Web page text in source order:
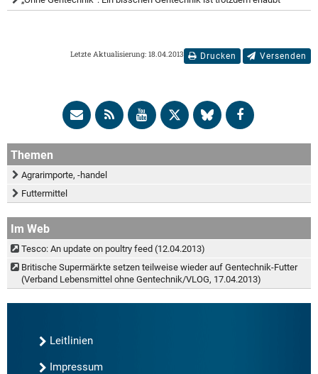
Drucken Versenden
Letzte Aktualisierung: 18.04.2013
Themen
Agrarimporte, -handel
Futtermittel
Im Web
Tesco: An update on poultry feed (12.04.2013)
Britische Supermärkte setzen teilweise wieder auf Gentechnik-Futter
(Verband Lebensmittel ohne Gentechnik/VLOG, 17.04.2013)
Leitlinien
Impressum